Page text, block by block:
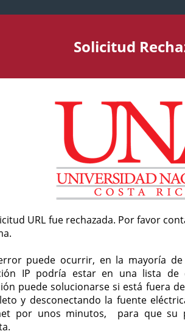
Solicitud
URL fue rechazada. Por favor
puede ocurrir, en la mayoría
IP podría estar en una lista de
puede solucionarse si está fuera
y desconectando la fuente
por unos minutos, para que su